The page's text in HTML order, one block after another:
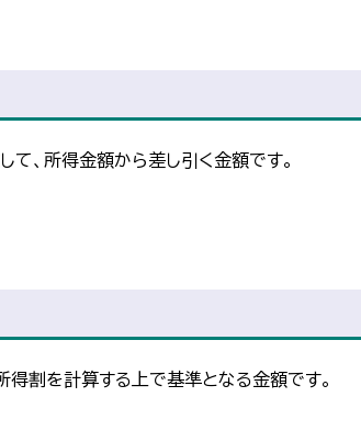
、所得金額から差し引く金額です。
割を計算する上で基準となる金額です。